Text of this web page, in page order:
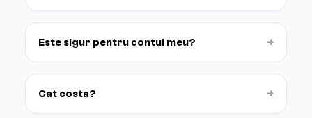
Este sigur pentru contul meu? +
Cat costa? +